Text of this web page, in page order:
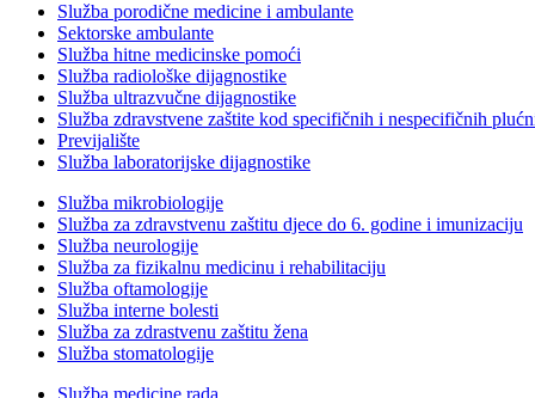
Služba porodične medicine i ambulante
Sektorske ambulante
Služba hitne medicinske pomoći
Služba radiološke dijagnostike
Služba ultrazvučne dijagnostike
Služba zdravstvene zaštite kod specifičnih i nespecifičnih
Previjalište
Služba laboratorijske dijagnostike
Služba mikrobiologije
Služba za zdravstvenu zaštitu djece do 6. godine i imunizaciju
Služba neurologije
Služba za fizikalnu medicinu i rehabilitaciju
Služba oftamologije
Služba interne bolesti
Služba za zdrastvenu zaštitu žena
Služba stomatologije